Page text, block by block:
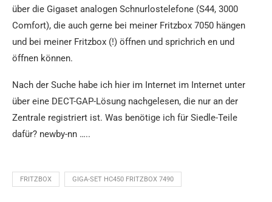
über die Gigaset analogen Schnurlostelefone (S44, 3000
Comfort), die auch gerne bei meiner Fritzbox 7050 hängen
und bei meiner Fritzbox (!) öffnen und sprichrich en und
öffnen können.
Nach der Suche habe ich hier im Internet im Internet unter
über eine DECT-GAP-Lösung nachgelesen, die nur an der
Zentrale registriert ist. Was benötige ich für Siedle-Teile
dafür? newby-nn …..
FRITZBOX GIGA-SET HC450 FRITZBOX 7490